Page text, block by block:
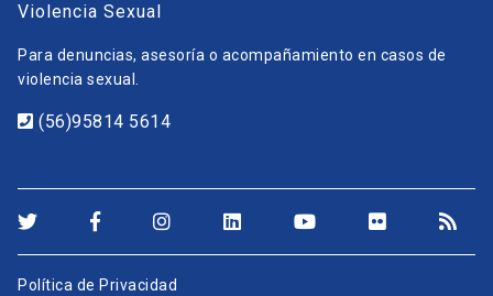
Violencia Sexual
Para denuncias, asesoría o acompañamiento en casos de
violencia sexual.
(56)95814 5614
Política de Privacidad